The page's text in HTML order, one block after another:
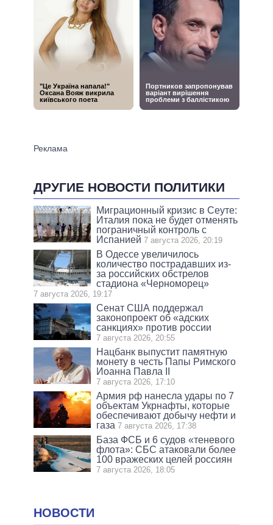
ДРУГИЕ НОВОСТИ ПОЛИТИКИ
Миграционный кризис в Сеуте:
Италия пока не будет отменять
пограничный контроль с
Испанией 7 августа 2026, 20:19
В Одессе увеличилось
количество пострадавших из-
за российских обстрелов
стадиона «Черноморец»
7 августа 2026, 19:17
Сенат США поддержал
законопроект об «адских
санкциях» против россии
7 августа 2026, 20:55
Нацбанк выпустит памятную
монету в честь Папы Римского
Иоанна Павла II
7 августа 2026, 17:10
Армия рф нанесла удары по 7
объектам Укрнафты, которые
обеспечивают добычу нефти и
газа 7 августа 2026, 17:38
База ФСБ и 6 судов «теневого
флота»: СБС атаковали более
100 вражеских целей россиян
7 августа 2026, 18:05
НОВОСТИ